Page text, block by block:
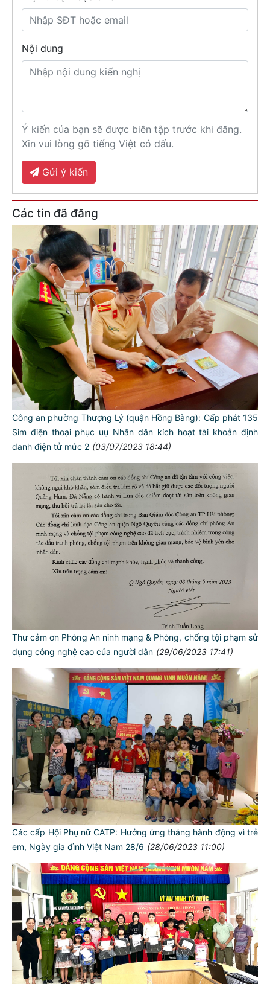
Nội dung
Ý kiến của bạn sẽ được biên tập trước khi đăng.
Xin vui lòng gõ tiếng Việt có dấu.
Gửi ý kiến
Các tin đã đăng
Công an phường Thượng Lý (quận Hồng Bàng): Cấp phát 135
Sim điện thoại phục uụ Nhân dân kích hoạt tài khoản định
danh điện tử mức 2 (03/07/2023 18:44)
Thư cảm ơn Phòng An ninh mạng & Phòng, chống tội phạm sử
dụng công nghệ cao của người dân (29/06/2023 17:41)
Các cấp Hội Phụ nữ CATP: Hưởng ứng tháng hành động vì trẻ
em, Ngày gia đình Việt Nam 28/6 (28/06/2023 11:00)